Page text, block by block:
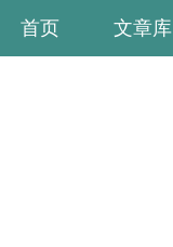
首页 文章库